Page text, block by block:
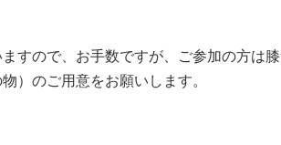
すので、お手数ですが、ご参加の方は
）のご用意をお願いします。